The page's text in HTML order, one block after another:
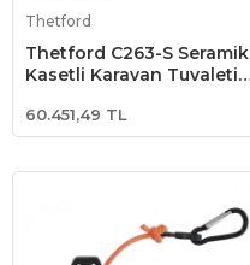
Thetford
Thetford C263-S Seramik
Kasetli Karavan Tuvaleti
60.451,49 TL